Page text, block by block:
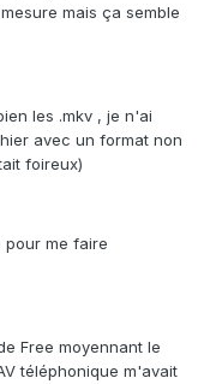
mais ça semble
les .mkv , je n'ai
avec un format non
foireux)
me faire
Free moyennant le
téléphonique m'avait